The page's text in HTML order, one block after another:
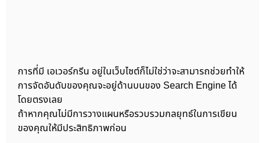
การที่มี เอเวอร์กรีน อยู่ในเว็บไซต์ก็ไม่ใช่ว่าจะสามารถช่วยทำให้
การจัดอันดับของคุณจะอยู่ด้านบนของ Search Engine ได้
โดยตรงเลย
ถ้าหากคุณไม่มีการวางแผนหรือรวบรวมกลยุทธ์ในการเขียน
ของคุณให้มีประสิทธิภาพก่อน